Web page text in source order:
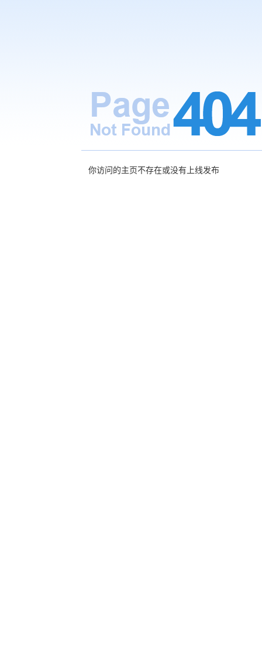
你访问的主页不存在或没有上线发布